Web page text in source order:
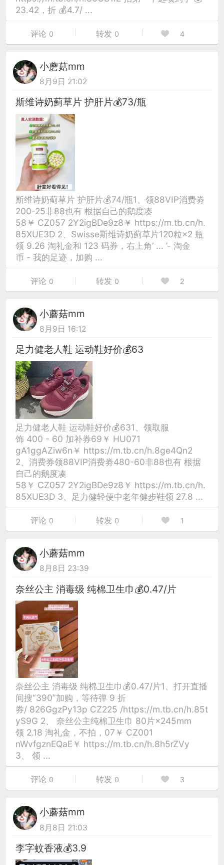
23.42，折 💰4.7/ ...
评论 0 转发 0 4
小蘑菇mm
8月9日 21:02
斯维诗奶蓟草片 护肝片💰73/瓶
斯维诗奶蓟草片 护肝片💰74/瓶1、领88VIP消费劵
200-25非88也有 根据自己的鹅度凑
58￥ CZ057 2Y2igBDe9z8￥ https://m.tb.cn/h.
85XUE3D 2、Swisse斯维诗奶蓟草片120粒×2 瓶
领 9.26 淘礼金和 123 码券，右上角‘ ... ’- 淘金
币 - 我的足迹，加购 ...
评论 0 转发 0 2
小蘑菇mm
8月9日 16:12
足力健老人鞋 运动鞋好价💰63
足力健老人鞋 运动鞋好价💰631、领取服
饰 400 - 60 加补券69￥ HU071
gA1ggAZiw6n￥ https://m.tb.cn/h.8ge4Qn2
2、消费券领88VIP消费劵480-60非88也有 根据
自己的鹅度凑
58￥ CZ057 2Y2igBDe9z8￥ https://m.tb.cn/h.
85XUE3D 3、足力健轻便中老年健步鞋领 27.8 ...
评论 0 转发 0 1
小蘑菇mm
8月8日 23:39
奈丝公主 消毒级 纯棉卫生巾💰0.47/片
奈丝公主 消毒级 纯棉卫生巾💰0.47/片1、打开直播
间搜“390”加购，等待弹 9 折
券/ 826GgzPy13p CZ225 /https://m.tb.cn/h.85t
yS9G 2、 奈丝公主纯棉卫生巾 80片×245mm
领 2.18 淘礼金，不拍，07￥ CZ001
nWvfgznEQaE￥ https://m.tb.cn/h.8h5rZVy
3、 领 ...
评论 0 转发 0 3
小蘑菇mm
8月8日 21:03
李字蚊香液💰3.9